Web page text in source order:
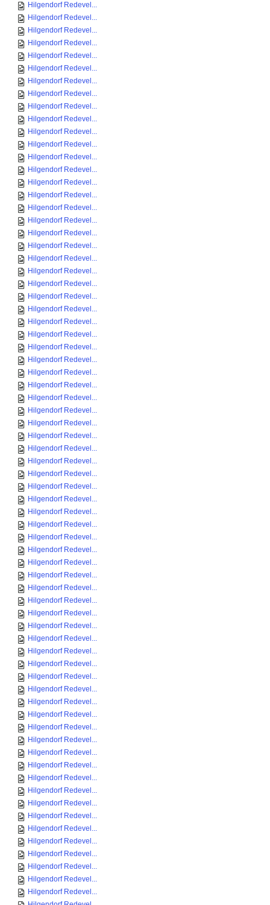
Hilgendorf Redevel...
Hilgendorf Redevel...
Hilgendorf Redevel...
Hilgendorf Redevel...
Hilgendorf Redevel...
Hilgendorf Redevel...
Hilgendorf Redevel...
Hilgendorf Redevel...
Hilgendorf Redevel...
Hilgendorf Redevel...
Hilgendorf Redevel...
Hilgendorf Redevel...
Hilgendorf Redevel...
Hilgendorf Redevel...
Hilgendorf Redevel...
Hilgendorf Redevel...
Hilgendorf Redevel...
Hilgendorf Redevel...
Hilgendorf Redevel...
Hilgendorf Redevel...
Hilgendorf Redevel...
Hilgendorf Redevel...
Hilgendorf Redevel...
Hilgendorf Redevel...
Hilgendorf Redevel...
Hilgendorf Redevel...
Hilgendorf Redevel...
Hilgendorf Redevel...
Hilgendorf Redevel...
Hilgendorf Redevel...
Hilgendorf Redevel...
Hilgendorf Redevel...
Hilgendorf Redevel...
Hilgendorf Redevel...
Hilgendorf Redevel...
Hilgendorf Redevel...
Hilgendorf Redevel...
Hilgendorf Redevel...
Hilgendorf Redevel...
Hilgendorf Redevel...
Hilgendorf Redevel...
Hilgendorf Redevel...
Hilgendorf Redevel...
Hilgendorf Redevel...
Hilgendorf Redevel...
Hilgendorf Redevel...
Hilgendorf Redevel...
Hilgendorf Redevel...
Hilgendorf Redevel...
Hilgendorf Redevel...
Hilgendorf Redevel...
Hilgendorf Redevel...
Hilgendorf Redevel...
Hilgendorf Redevel...
Hilgendorf Redevel...
Hilgendorf Redevel...
Hilgendorf Redevel...
Hilgendorf Redevel...
Hilgendorf Redevel...
Hilgendorf Redevel...
Hilgendorf Redevel...
Hilgendorf Redevel...
Hilgendorf Redevel...
Hilgendorf Redevel...
Hilgendorf Redevel...
Hilgendorf Redevel...
Hilgendorf Redevel...
Hilgendorf Redevel...
Hilgendorf Redevel...
Hilgendorf Redevel...
Hilgendorf Redevel...